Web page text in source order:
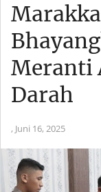
Meranti
Darah
, Juni 16, 2025